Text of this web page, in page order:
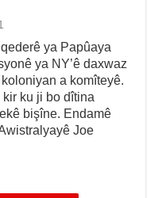
ya Papûaya
ya NY’ê daxwaz
a komîteyê.
ku ji bo dîtina
bişîne. Endamê
Joe